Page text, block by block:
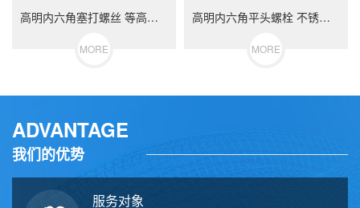
高明内六角塞打螺丝 等高限位螺栓 不锈钢（304/316）碳钢 合金钢
MORE
高明内六角平头螺栓 不锈钢（304/316）碳钢 合金钢
MORE
ADVANTAGE
我们的优势
服务对象